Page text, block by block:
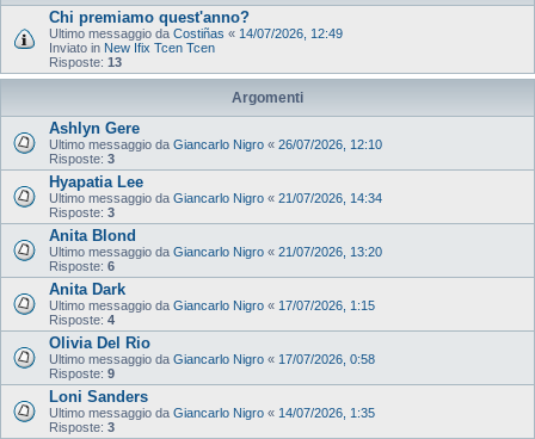
Chi premiamo quest'anno?
Ultimo messaggio da Costiñas « 14/07/2026, 12:49
Inviato in New Ifix Tcen Tcen
Risposte: 13
Argomenti
Ashlyn Gere
Ultimo messaggio da Giancarlo Nigro « 26/07/2026, 12:10
Risposte: 3
Hyapatia Lee
Ultimo messaggio da Giancarlo Nigro « 21/07/2026, 14:34
Risposte: 3
Anita Blond
Ultimo messaggio da Giancarlo Nigro « 21/07/2026, 13:20
Risposte: 6
Anita Dark
Ultimo messaggio da Giancarlo Nigro « 17/07/2026, 1:15
Risposte: 4
Olivia Del Rio
Ultimo messaggio da Giancarlo Nigro « 17/07/2026, 0:58
Risposte: 9
Loni Sanders
Ultimo messaggio da Giancarlo Nigro « 14/07/2026, 1:35
Risposte: 3